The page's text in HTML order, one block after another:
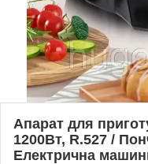
Апарат для
1200Вт, R.527 /
Електрична